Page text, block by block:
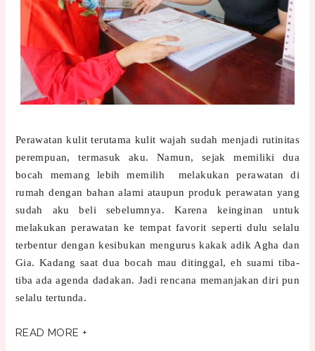
Perawatan kulit terutama kulit wajah sudah menjadi rutinitas
perempuan, termasuk aku. Namun, sejak memiliki dua
bocah memang lebih memilih melakukan perawatan di
rumah dengan bahan alami ataupun produk perawatan yang
sudah aku beli sebelumnya. Karena keinginan untuk
melakukan perawatan ke tempat favorit seperti dulu selalu
terbentur dengan kesibukan mengurus kakak adik Agha dan
Gia. Kadang saat dua bocah mau ditinggal, eh suami tiba-
tiba ada agenda dadakan. Jadi rencana memanjakan diri pun
selalu tertunda.
READ MORE +